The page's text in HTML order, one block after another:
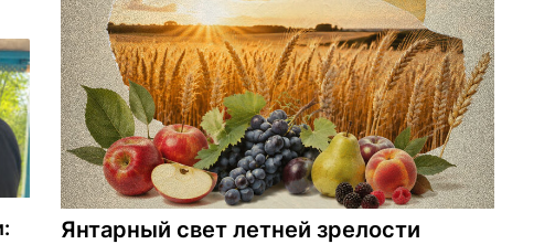
Янтарный свет летней зрелости